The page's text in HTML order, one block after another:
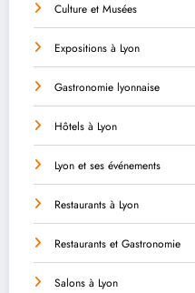
Culture et Musées
Expositions à Lyon
Gastronomie lyonnaise
Hôtels à Lyon
Lyon et ses événements
Restaurants à Lyon
Restaurants et Gastronomie
Salons à Lyon